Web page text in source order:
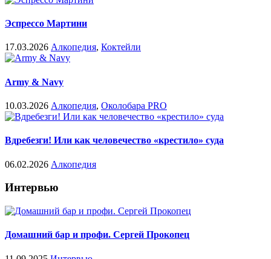
Эспрессо Мартини
17.03.2026 Алкопедия, Коктейли
Army & Navy
10.03.2026 Алкопедия, Околобара PRO
Вдребезги! Или как человечество «крестило» суда
06.02.2026 Алкопедия
Интервью
Домашний бар и профи. Сергей Прокопец